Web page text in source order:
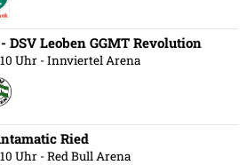
DSV Leoben GGMT Revolution
Uhr - Innviertel Arena
Ried
Uhr - Red Bull Arena